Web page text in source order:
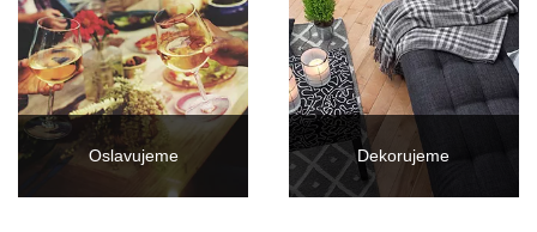
Oslavujeme Dekorujeme